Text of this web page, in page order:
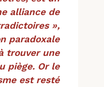
alliance de
»,
paradoxale
trouver une
piège. Or le
est resté